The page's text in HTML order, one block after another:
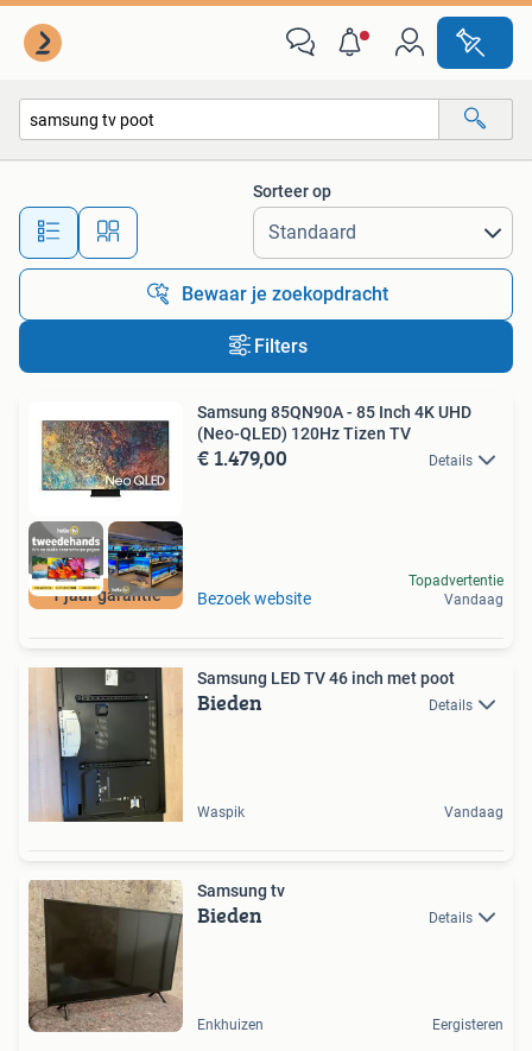
Alle afstanden…
Sorteer op
Bewaar je zoekopdracht
Filters
1 jaar garantie
Samsung 85QN90A - 85 Inch 4K UHD
(Neo-QLED) 120Hz Tizen TV
€ 1.479,00 Details
Bezoek website
Topadvertentie
Vandaag
Samsung LED TV 46 inch met poot
Bieden Details
Waspik Vandaag
Samsung tv
Bieden Details
Enkhuizen Eergisteren